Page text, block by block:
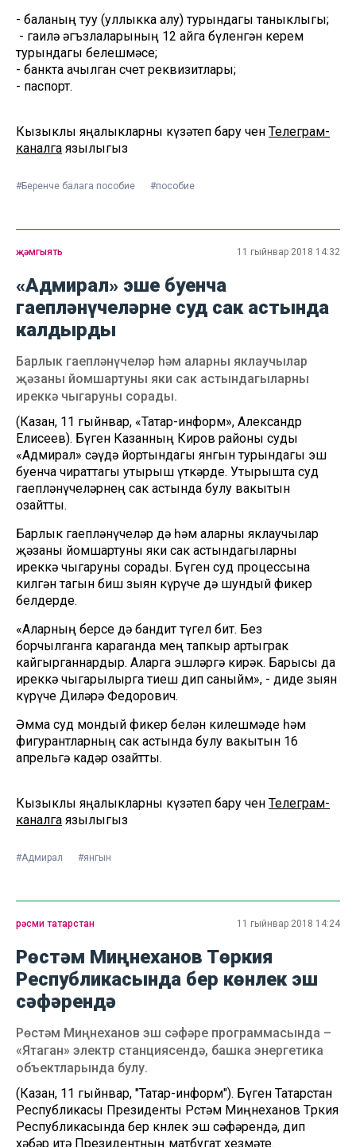
- баланың туу (уллыкка алу) турындагы таныклыгы;
- гаилә әгъзлаларының 12 айга бүленгән керем
турындагы белешмәсе;
- банкта ачылган счет реквизитлары;
- паспорт.
Кызыклы яңалыкларны күзәтеп бару өчен Телеграм-
каналга язылыгыз
#Беренче балага пособие #пособие
җәмгыять 11 гыйнвар 2018 14:32
«Адмирал» эше буенча
гаепләнүчеләрне суд сак астында
калдырды
Барлык гаепләнүчеләр һәм аларны яклаучылар
җәзаны йомшартуны яки сак астындагыларны
иреккә чыгаруны сорады.
(Казан, 11 гыйнвар, «Татар-информ», Александр
Елисеев). Бүген Казанның Киров районы суды
«Адмирал» сәүдә йортындагы янгын турындагы эш
буенча чираттагы утырыш үткәрде. Утырышта суд
гаепләнүчеләрнең сак астында булу вакытын
озайтты.
Барлык гаепләнүчеләр дә һәм аларны яклаучылар
җәзаны йомшартуны яки сак астындагыларны
иреккә чыгаруны сорады. Бүген суд процессына
килгән тагын биш зыян күрүче дә шундый фикер
белдерде.
«Аларның берсе дә бандит түгел бит. Без
борчылганга караганда мең тапкыр артыграк
кайгырганнардыр. Аларга эшләргә кирәк. Барысы да
иреккә чыгарылырга тиеш дип саныйм», - диде зыян
күрүче Диләрә Федорович.
Әмма суд мондый фикер белән килешмәде һәм
фигурантларның сак астында булу вакытын 16
апрельгә кадәр озайтты.
Кызыклы яңалыкларны күзәтеп бару өчен Телеграм-
каналга язылыгыз
#Адмирал #янгын
рәсми татарстан 11 гыйнвар 2018 14:24
Рөстәм Миңнеханов Төркия
Республикасында бер көнлек эш
сәфәрендә
Рөстәм Миңнеханов эш сәфәре программасында –
«Ятаган» электр станциясендә, башка энергетика
объектларында булу.
(Казан, 11 гыйнвар, "Татар-информ"). Бүген Татарстан
Республикасы Президенты Рөстәм Миңнеханов Төркия
Республикасында бер көнлек эш сәфәрендә, дип
хәбәр итә Президентның матбугат хезмәте.